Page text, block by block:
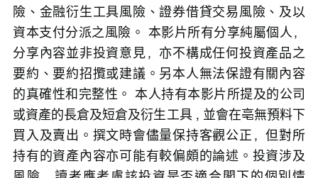
險、金融衍生工具風險、證券借貸交易風險、及以
資本支付分派之風險。 本影片所有分享純屬個人，
分享內容並非投資意見，亦不構成任何投資產品之
要約、要約招攬或建議。另本人無法保證有關內容
的真確性和完整性。 本人持有本影片所提及的公司
或資產的長倉及短倉及衍生工具 , 並會在亳無預料下
買入及賣出。撰文時會儘量保持客觀公正，但對所
持有的資產內容亦可能有較偏頗的論述。投資涉及